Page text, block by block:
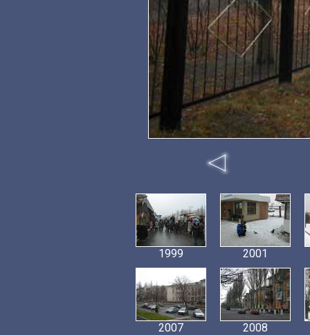
1999 2001
2007 2008